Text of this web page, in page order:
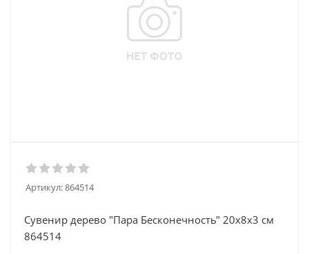
Артикул:864514
Сувенир дерево "Пара Бесконечность" 20х8х3 см
864514